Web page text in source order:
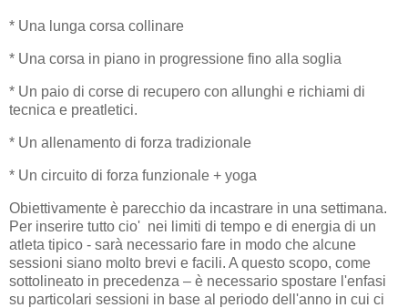
* Una lunga corsa collinare
* Una corsa in piano in progressione fino alla soglia
* Un paio di corse di recupero con allunghi e richiami di
tecnica e preatletici.
* Un allenamento di forza tradizionale
* Un circuito di forza funzionale + yoga
Obiettivamente è parecchio da incastrare in una settimana.
Per inserire tutto cio' nei limiti di tempo e di energia di un
atleta tipico - sarà necessario fare in modo che alcune
sessioni siano molto brevi e facili. A questo scopo, come
sottolineato in precedenza – è necessario spostare l'enfasi
su particolari sessioni in base al periodo dell'anno in cui ci